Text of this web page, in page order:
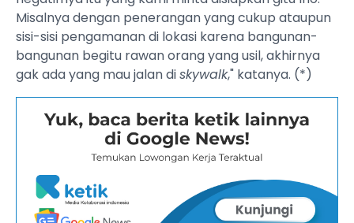
Misalnya dengan penerangan yang cukup ataupun
sisi-sisi pengamanan di lokasi karena bangunan-
bangunan begitu rawan orang yang usil, akhirnya
gak ada yang mau jalan diskywalk," katanya. (*)